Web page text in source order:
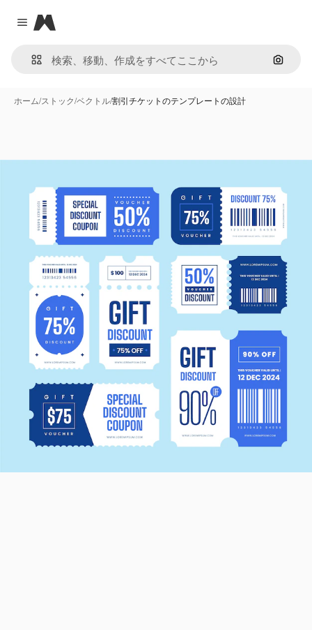
Close menu
Magnific
画像で
ホーム/ストック/ベクトル/割引チケットのテンプレートの設計